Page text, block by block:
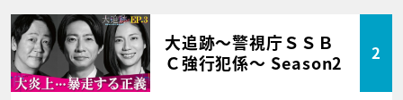
大追跡～警視庁ＳＳＢ
Ｃ強行犯係～ Season2
2